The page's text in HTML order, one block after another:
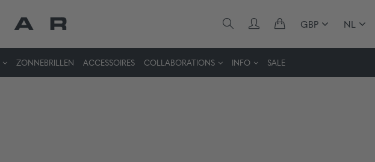
GBP NL
ZONNEBRILLEN ACCESSOIRES COLLABORATIONS INFO SALE